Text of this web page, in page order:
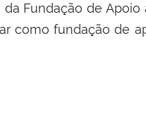
Fundação de
como fundação de